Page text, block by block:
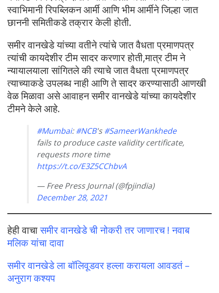
स्वाभिमानी रिपब्लिकन आर्मी आणि भीम आर्मीने जिल्हा जात
छाननी समितीकडे तक्रार केली होती.
समीर वानखेडे यांच्या वतीने त्यांचे जात वैधता प्रमाणपत्र
त्यांची कायदेशीर टीम सादर करणार होती,मात्र टीम ने
न्यायालयाला सांगितले की त्याचे जात वैधता प्रमाणपत्र
त्याच्याकडे उपलब्ध नाही आणि ते सादर करण्यासाठी आणखी
वेळ मिळावा असे आवाहन समीर वानखेडे यांच्या कायदेशीर
टीमने केले आहे.
#Mumbai:#NCB's#SameerWankhede
fails to produce caste validity certificate,
requests more time
https://t.co/E3Z5CChbvA
— Free Press Journal (@fpjindia)
December 28, 2021
हेही वाचासमीर वानखेडे ची नोकरी तर जाणारच ! नवाब
मलिक यांचा दावा
समीर वानखेडे ला बॉलिवूडवर हल्ला करायला आवडतं –
अनुराग कश्यप